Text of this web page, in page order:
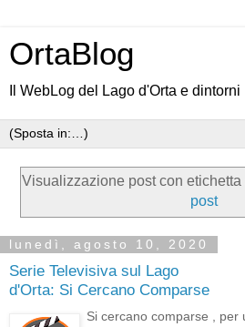
OrtaBlog
Il WebLog del Lago d'Orta e dintorni
Visualizzazione post con etichetta
post
lunedì, agosto 10, 2020
Serie Televisiva sul Lago
d'Orta: Si Cercano Comparse
Si cercano comparse , per